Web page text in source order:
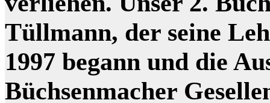
Tüllmann, der seine
1997 begann und die
Büchsenmacher